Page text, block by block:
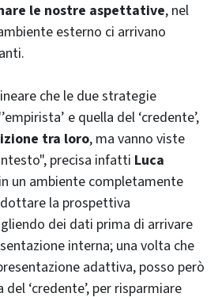
le nostre aspettative, nel
esterno ci arrivano
che le due strategie
e quella del ‘credente’,
tra loro, ma vanno viste
precisa infatti Luca
un ambiente completamente
la prospettiva
dei dati prima di arrivare
interna; una volta che
adattiva, posso però
‘credente’, per risparmiare